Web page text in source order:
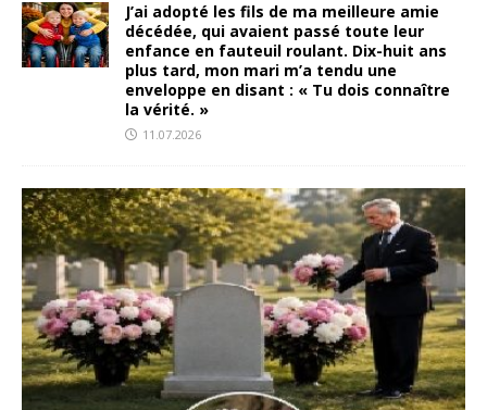
J’ai adopté les fils de ma meilleure amie
décédée, qui avaient passé toute leur
enfance en fauteuil roulant. Dix-huit ans
plus tard, mon mari m’a tendu une
enveloppe en disant : « Tu dois connaître
la vérité. »
11.07.2026